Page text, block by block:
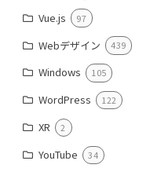
Vue.js 97
Webデザイン 439
Windows 105
WordPress 122
XR 2
YouTube 34